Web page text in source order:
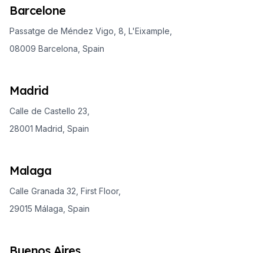
Barcelone
Passatge de Méndez Vigo, 8, L'Eixample,
08009 Barcelona, Spain
Madrid
Calle de Castello 23,
28001 Madrid, Spain
Malaga
Calle Granada 32, First Floor,
29015 Málaga, Spain